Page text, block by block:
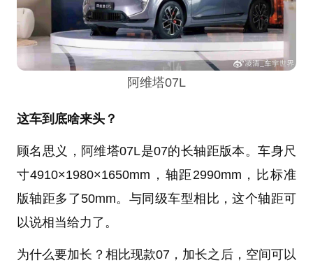
阿维塔07L
这车到底啥来头？
顾名思义，阿维塔07L是07的长轴距版本。车身尺
寸4910×1980×1650mm，轴距2990mm，比标准
版轴距多了50mm。与同级车型相比，这个轴距可
以说相当给力了。
为什么要加长？相比现款07，加长之后，空间可以